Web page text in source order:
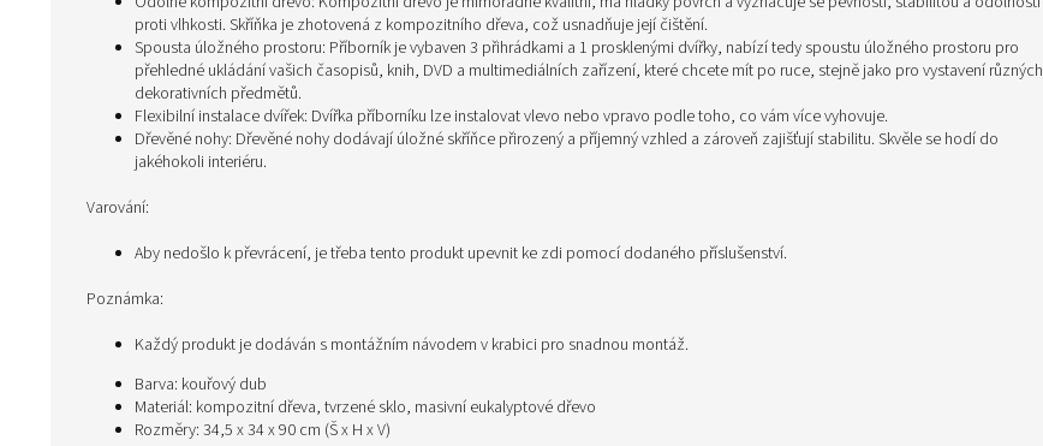
proti vlhkosti. Skříňka je zhotovená z kompozitního dřeva, což usnadňuje její čištění.
Spousta úložného prostoru: Příborník je vybaven 3 přihrádkami a 1 prosklenými dvířky, nabízí tedy spoustu úložného prostoru pro
přehledné ukládání vašich časopisů, knih, DVD a multimediálních zařízení, které chcete mít po ruce, stejně jako pro vystavení různých
dekorativních předmětů.
Flexibilní instalace dvířek: Dvířka příborníku lze instalovat vlevo nebo vpravo podle toho, co vám více vyhovuje.
Dřevěné nohy: Dřevěné nohy dodávají úložné skříňce přirozený a příjemný vzhled a zároveň zajišťují stabilitu. Skvěle se hodí do
jakéhokoli interiéru.
Varování:
Aby nedošlo k převrácení, je třeba tento produkt upevnit ke zdi pomocí dodaného příslušenství.
Poznámka:
Každý produkt je dodáván s montážním návodem v krabici pro snadnou montáž.
Barva: kouřový dub
Materiál: kompozitní dřeva, tvrzené sklo, masivní eukalyptové dřevo
Rozměry: 34,5 x 34 x 90 cm (Š x H x V)